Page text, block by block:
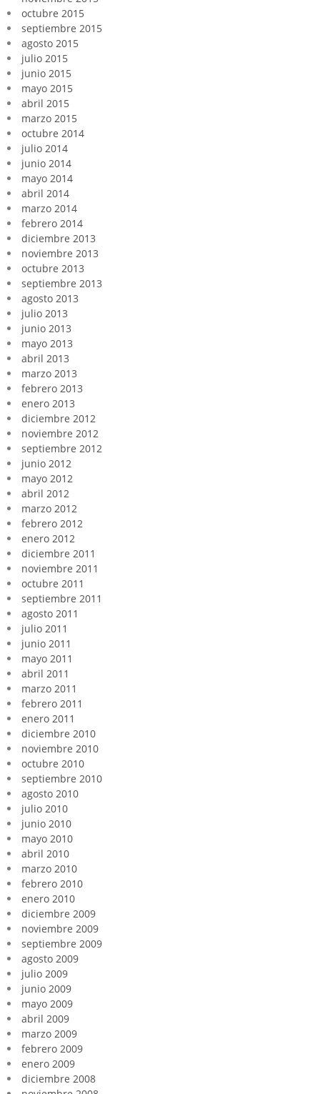
octubre 2015
septiembre 2015
agosto 2015
julio 2015
junio 2015
mayo 2015
abril 2015
marzo 2015
octubre 2014
julio 2014
junio 2014
mayo 2014
abril 2014
marzo 2014
febrero 2014
diciembre 2013
noviembre 2013
octubre 2013
septiembre 2013
agosto 2013
julio 2013
junio 2013
mayo 2013
abril 2013
marzo 2013
febrero 2013
enero 2013
diciembre 2012
noviembre 2012
septiembre 2012
junio 2012
mayo 2012
abril 2012
marzo 2012
febrero 2012
enero 2012
diciembre 2011
noviembre 2011
octubre 2011
septiembre 2011
agosto 2011
julio 2011
junio 2011
mayo 2011
abril 2011
marzo 2011
febrero 2011
enero 2011
diciembre 2010
noviembre 2010
octubre 2010
septiembre 2010
agosto 2010
julio 2010
junio 2010
mayo 2010
abril 2010
marzo 2010
febrero 2010
enero 2010
diciembre 2009
noviembre 2009
septiembre 2009
agosto 2009
julio 2009
junio 2009
mayo 2009
abril 2009
marzo 2009
febrero 2009
enero 2009
diciembre 2008